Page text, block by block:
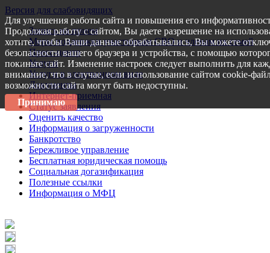
Версия для слабовидящих
Запись на прием
Меры поддержки участникам СВО и членам их семей
Пресс-центр
Услуги
Услуги в электронном виде
Документы
Интернет-приемная
Статус заявления
Оценить качество
Информация о загруженности
Банкротство
Бережливое управление
Бесплатная юридическая помощь
Социальная догазификация
Полезные ссылки
Информация о МФЦ
Для улучшения работы сайта и повышения его
Продолжая работу с сайтом, Вы даете разрешение на
хотите, чтобы Ваши данные обрабатывались, Вы можете
безопасности вашего браузера и устройства, с помощью
покиньте сайт. Изменение настроек следует выполнить для
внимание, что в случае, если использование сайтом cookie-
возможности сайта могут быть недоступны.
Принимаю